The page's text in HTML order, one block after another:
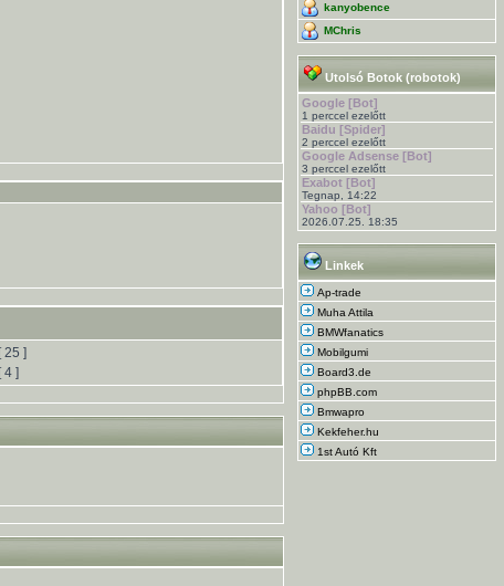
[ 25 ]
[ 4 ]
kanyobence
MChris
Utolsó Botok (robotok)
Google [Bot]
1 perccel ezelőtt
Baidu [Spider]
2 perccel ezelőtt
Google Adsense [Bot]
3 perccel ezelőtt
Exabot [Bot]
Tegnap, 14:22
Yahoo [Bot]
2026.07.25. 18:35
Linkek
Ap-trade
Muha Attila
BMWfanatics
Mobilgumi
Board3.de
phpBB.com
Bmwapro
Kekfeher.hu
1st Autó Kft